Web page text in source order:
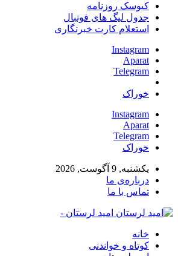
کیوسک روزنامه
جدول لیگ های فوتبال
استعلام کارت خبرنگاری
Instagram
Aparat
Telegram
خوراک
Instagram
Aparat
Telegram
خوراک
یکشنبه, 9 آگوست, 2026
درباره‌ی ما
تماس با ما
امید لرستان -
خانه
کوتاه و خواندنی